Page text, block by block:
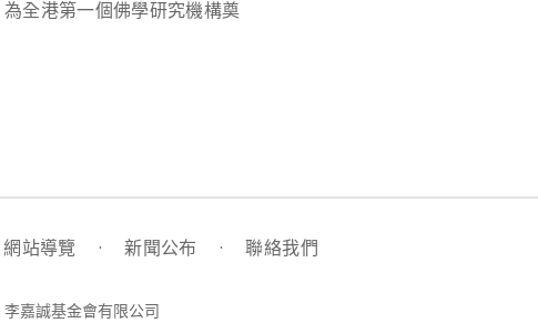
全港第一個佛學研究機構奠
網站導覽 · 新聞公布 · 聯絡我們
嘉誠基金會有限公司